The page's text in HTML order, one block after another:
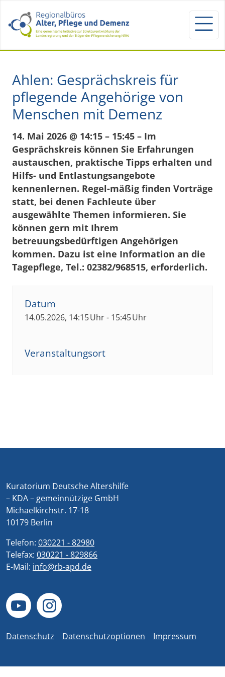
Ahlen: Gesprächskreis für
pflegende Angehörige von
Menschen mit Demenz
14. Mai 2026 @ 14:15 – 15:45 – Im
Gesprächskreis können Sie Erfahrungen
austauschen, praktische Tipps erhalten und
Hilfs- und Entlastungsangebote
kennenlernen. Regel-mäßig finden Vorträge
statt, bei denen Fachleute über
ausgewählte Themen informieren. Sie
können gern mit Ihrem
betreuungsbedürftigen Angehörigen
kommen. Dazu ist eine Information an die
Tagepflege, Tel.: 02382/968515, erforderlich.
Datum
14.05.2026, 14:15 Uhr - 15:45 Uhr
Veranstaltungsort
Kuratorium Deutsche Altershilfe
– KDA – gemeinnützige GmbH
Michaelkirchstr. 17-18
10179 Berlin
Telefon: 030221 - 82980
Telefax: 030221 - 829866
E-Mail: info@rb-apd.de
Datenschutz Datenschutzoptionen Impressum